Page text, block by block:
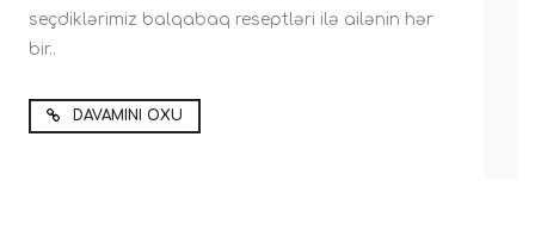
seçdiklərimiz balqabaq reseptləri ilə ailənin hər
bir..
DAVAMINI OXU